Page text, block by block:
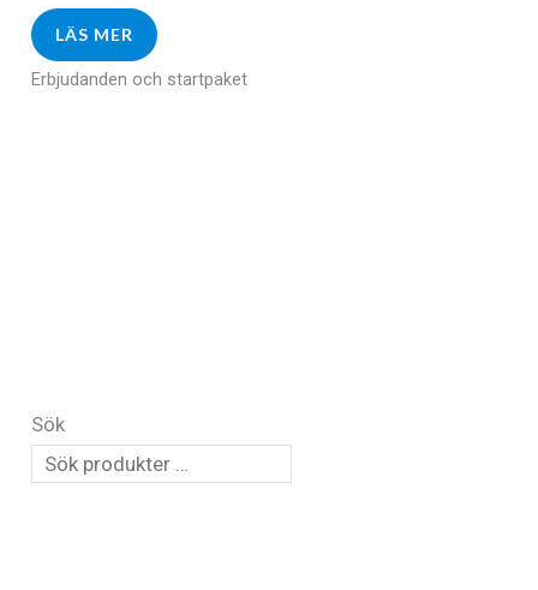
LÄS MER
Erbjudanden och startpaket
Sök